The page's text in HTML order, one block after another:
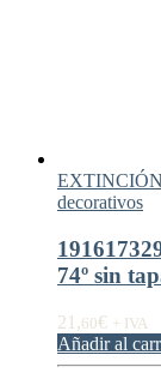
EXTINCIÓN
decorativos
74º sin
21,60€ + IVA
Añadir al